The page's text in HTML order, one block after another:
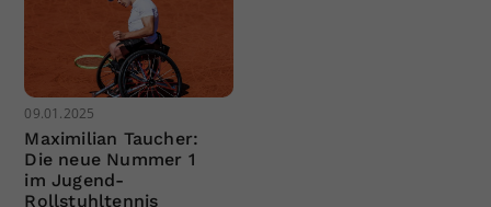
09.01.2025
Maximilian Taucher:
Die neue Nummer 1
im Jugend-
Rollstuhltennis